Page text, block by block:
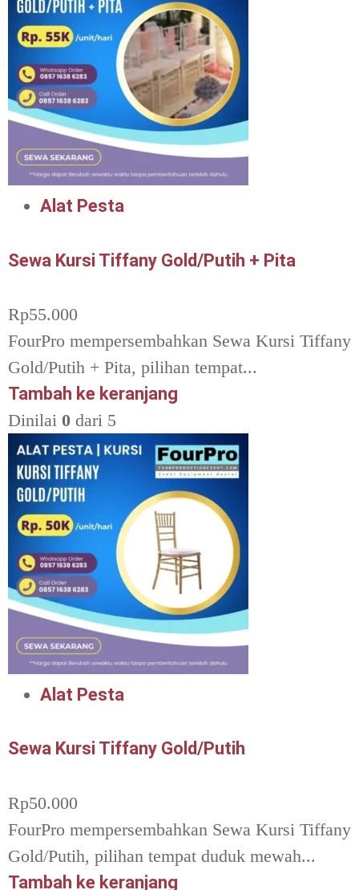
Alat Pesta
Sewa Kursi Tiffany Gold/Putih + Pita
Rp55.000
FourPro mempersembahkan Sewa Kursi Tiffany
Gold/Putih + Pita, pilihan tempat...
Tambah ke keranjang
Dinilai 0 dari 5
Alat Pesta
Sewa Kursi Tiffany Gold/Putih
Rp50.000
FourPro mempersembahkan Sewa Kursi Tiffany
Gold/Putih, pilihan tempat duduk mewah...
Tambah ke keranjang